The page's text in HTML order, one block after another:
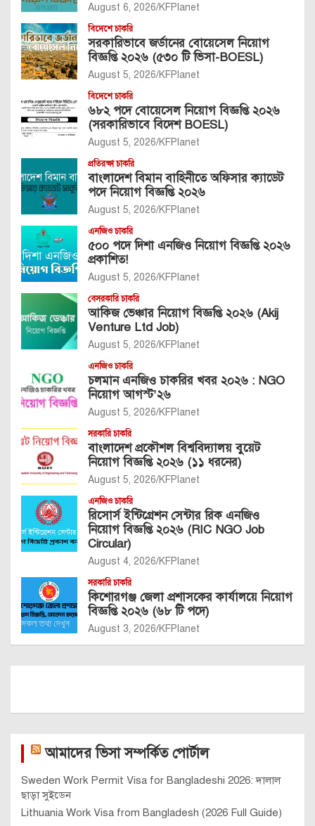
August 6, 2026 KFPlanet
বিদেশে চাকরি
সরকারিভাবে জর্ডানের বোয়েসেল নিয়োগ
বিজ্ঞপ্তি ২০২৬ (৫৩০ টি ভিসা-BOESL)
August 5, 2026 KFPlanet
বিদেশে চাকরি
৬৮২ পদে বোয়েসেল নিয়োগ বিজ্ঞপ্তি ২০২৬
(সরকারিভাবে বিদেশ BOESL)
August 5, 2026 KFPlanet
প্রতিরক্ষা চাকরি
বাংলাদেশ বিমান বাহিনীতে অফিসার ক্যাডেট
পদে নিয়োগ বিজ্ঞপ্তি ২০২৬
August 5, 2026 KFPlanet
এনজিও চাকরি
৫০০ পদে দিশা এনজিও নিয়োগ বিজ্ঞপ্তি ২০২৬
প্রকাশিত!
August 5, 2026 KFPlanet
বেসরকারি চাকরি
আকিজ ভেঞ্চার নিয়োগ বিজ্ঞপ্তি ২০২৬ (Akij
Venture Ltd Job)
August 5, 2026 KFPlanet
এনজিও চাকরি
চলমান এনজিও চাকরির খবর ২০২৬ : NGO
নিয়োগ আগস্ট’২৬
August 5, 2026 KFPlanet
সরকারি চাকরি
বাংলাদেশ প্রকৌশল বিশ্ববিদ্যালয় বুয়েট
নিয়োগ বিজ্ঞপ্তি ২০২৬ (১১ ধরনের)
August 5, 2026 KFPlanet
এনজিও চাকরি
রিসোর্স ইন্টিগ্রেশন সেন্টার রিক এনজিও
নিয়োগ বিজ্ঞপ্তি ২০২৬ (RIC NGO Job
Circular)
August 4, 2026 KFPlanet
সরকারি চাকরি
কিশোরগঞ্জ জেলা প্রশাসকের কার্যালয়ে নিয়োগ
বিজ্ঞপ্তি ২০২৬ (৬৮ টি পদে)
August 3, 2026 KFPlanet
আমাদের ভিসা সম্পর্কিত পোর্টাল
Sweden Work Permit Visa for Bangladeshi 2026: দালাল
ছাড়া সুইডেন
Lithuania Work Visa from Bangladesh (2026 Full Guide)